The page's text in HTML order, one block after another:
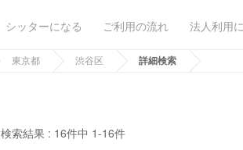
シッターになる ご利用の流れ 法人利用
東京都 渋谷区 詳細検索
検索結果 : 16件中 1-16件